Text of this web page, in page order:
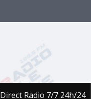
Direct Radio 7/7 24h/24